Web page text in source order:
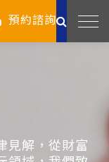
預約諮詢
見解，從財富